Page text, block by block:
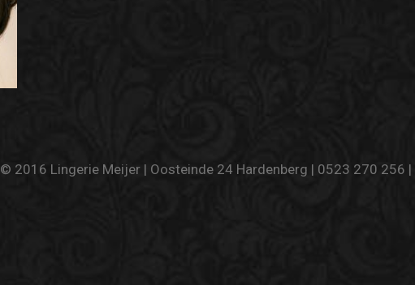
© 2016 Lingerie Meijer | Oosteinde 24 Hardenberg | 0523 270 256 |